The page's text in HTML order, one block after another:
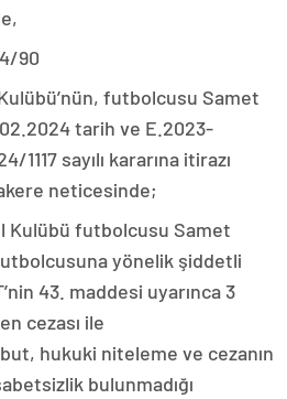
90
futbolcusu Samet
tarih ve E.2023-
sayılı kararına itirazı
neticesinde;
Kulübü futbolcusu Samet
yönelik şiddetli
43. maddesi uyarınca 3
cezası ile
hukuki niteleme ve cezanın
bulunmadığı